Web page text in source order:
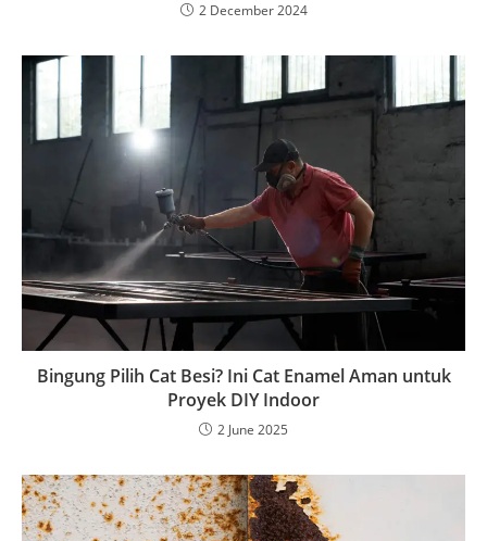
2 December 2024
Bingung Pilih Cat Besi? Ini Cat Enamel Aman untuk
Proyek DIY Indoor
2 June 2025